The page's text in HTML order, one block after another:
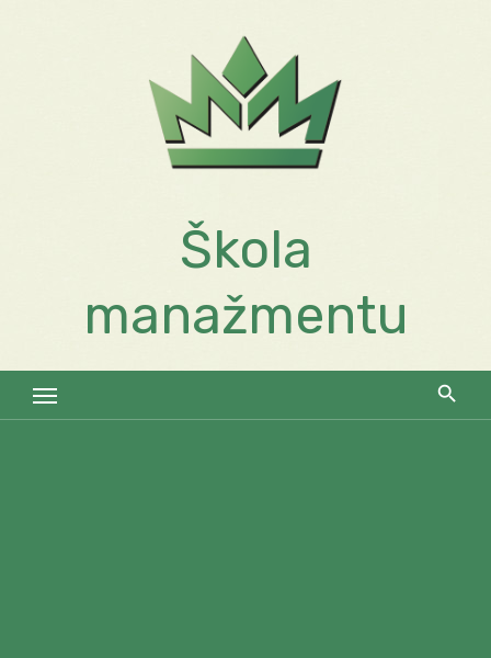
Škola
manažmentu